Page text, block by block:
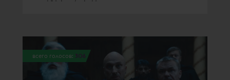
всего голосов: 306